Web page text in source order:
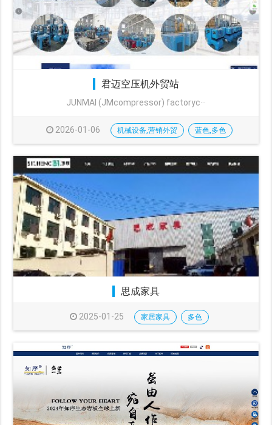
君迈空压机外贸站
JUNMAI (JMcompressor) factoryc···
2026-01-06 机械设备,营销外贸 蓝色,多色
思成家具
2025-01-25 家居家具 多色